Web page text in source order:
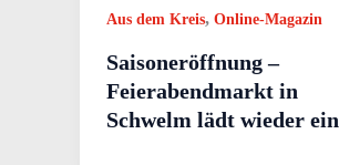
Aus dem Kreis, Online-Magazin
Saisoneröffnung –
Feierabendmarkt in
Schwelm lädt wieder ein